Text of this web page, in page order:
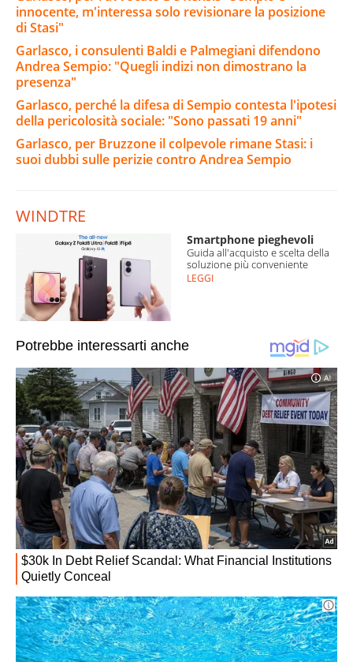
innocente, m'interessa solo revisionare la posizione
di Stasi"
Garlasco, i consulenti Baldi e Palmegiani difendono
Andrea Sempio: "Quegli indizi non dimostrano la
presenza"
Garlasco, perché la difesa di Sempio contesta l'ipotesi
della pericolosità sociale: "Sono passati 19 anni"
Garlasco, per Bruzzone il colpevole rimane Stasi: i
suoi dubbi sulle perizie contro Andrea Sempio
WINDTRE
Smartphone pieghevoli
Guida all'acquisto e scelta della
soluzione più conveniente
LEGGI